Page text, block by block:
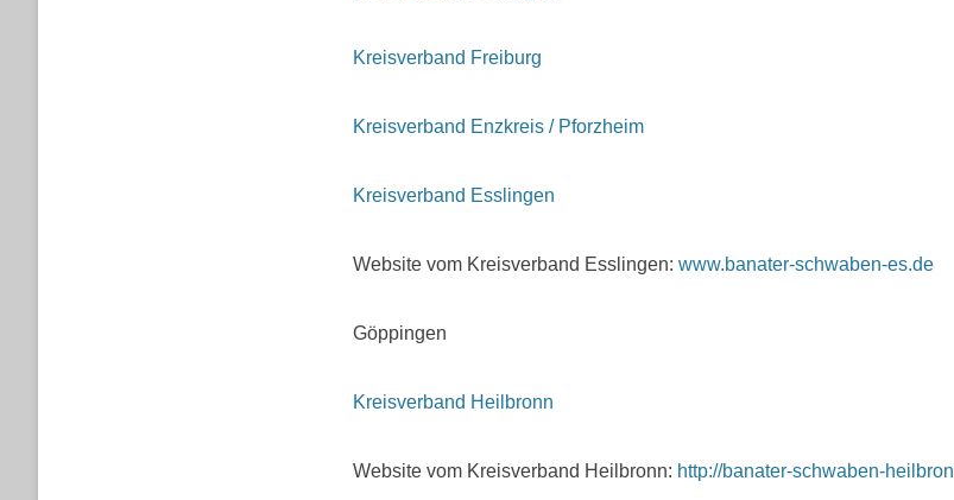
Kreisverband Freiburg
Kreisverband Enzkreis / Pforzheim
Kreisverband Esslingen
Website vom Kreisverband Esslingen: www.banater-schwaben-es.de
Göppingen
Kreisverband Heilbronn
Website vom Kreisverband Heilbronn: http://banater-schwaben-